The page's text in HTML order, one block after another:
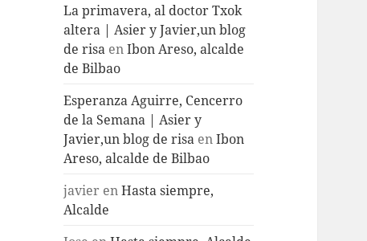
La primavera, al doctor Txok
altera | Asier y Javier,un blog
de risa enIbon Areso, alcalde
de Bilbao
Esperanza Aguirre, Cencerro
de la Semana | Asier y
Javier,un blog de risa enIbon
Areso, alcalde de Bilbao
javier enHasta siempre,
Alcalde